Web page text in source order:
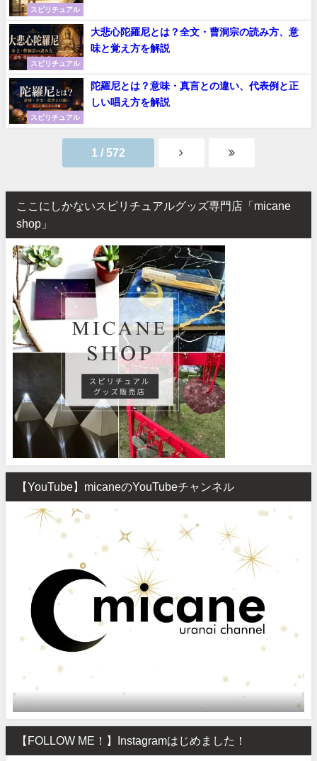
スピリチュアル
スピリチュアル
大悲心陀羅尼とは？全文・曹洞宗の読み方、意
味と覚え方を解説
スピリチュアル
陀羅尼とは？意味・真言との違い、代表例と正
しい唱え方を解説
1 / 572
ここにしかないスピリチュアルグッズ専門店「micane
shop」
【YouTube】micaneのYouTubeチャンネル
【FOLLOW ME！】Instagramはじめました！